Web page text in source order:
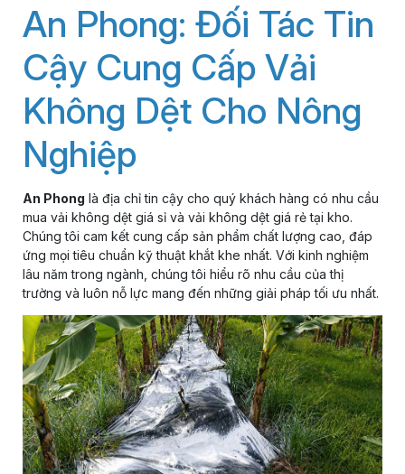
An Phong: Đối Tác Tin
Cậy Cung Cấp Vải
Không Dệt Cho Nông
Nghiệp
An Phong là địa chỉ tin cậy cho quý khách hàng có nhu cầu
mua vải không dệt giá sỉ và vải không dệt giá rẻ tại kho.
Chúng tôi cam kết cung cấp sản phẩm chất lượng cao, đáp
ứng mọi tiêu chuẩn kỹ thuật khắt khe nhất. Với kinh nghiệm
lâu năm trong ngành, chúng tôi hiểu rõ nhu cầu của thị
trường và luôn nỗ lực mang đến những giải pháp tối ưu nhất.